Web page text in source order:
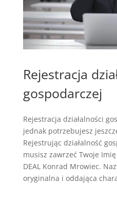
Rejestracja
gospodarczej
Rejestracja działalności
jednak potrzebujesz
Rejestrując działalność
musisz zawrzeć Twoje
DEAL Konrad Mrowiec.
oryginalna i oddająca